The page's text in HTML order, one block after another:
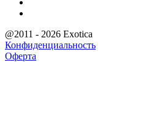
@2011 - 2026 Exotica
Конфиденциальность
Оферта